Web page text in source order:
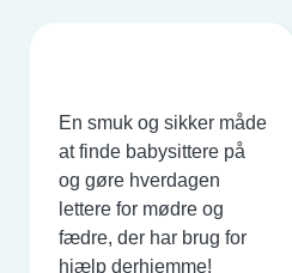
En smuk og sikker måde
at finde babysittere på
og gøre hverdagen
lettere for mødre og
fædre, der har brug for
hjælp derhjemme!